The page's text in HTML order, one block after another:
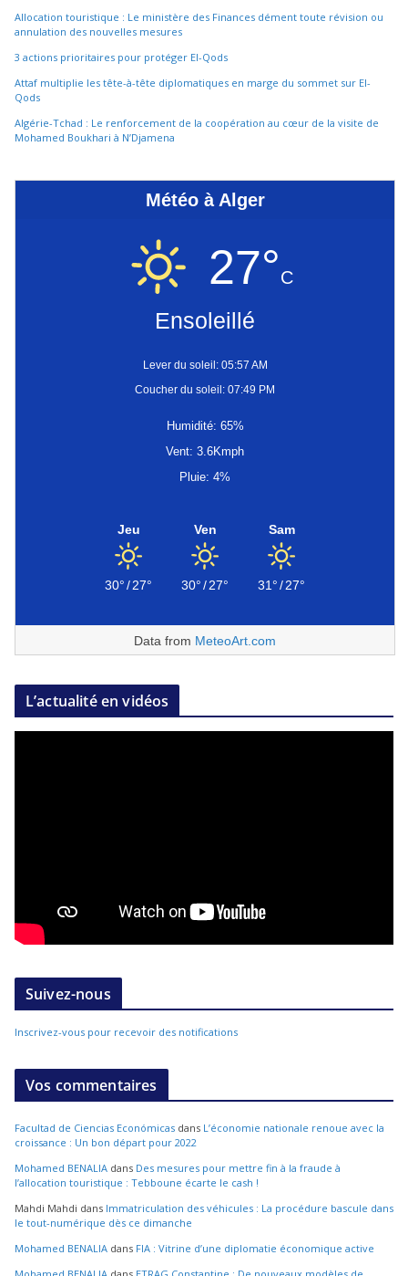
Allocation touristique : Le ministère des Finances dément toute révision ou
annulation des nouvelles mesures
3 actions prioritaires pour protéger El-Qods
Attaf multiplie les tête-à-tête diplomatiques en marge du sommet sur El-
Qods
Algérie-Tchad : Le renforcement de la coopération au cœur de la visite de
Mohamed Boukhari à N’Djamena
Météo à Alger
27°C
Ensoleillé
Lever du soleil: 05:57 AM
Coucher du soleil: 07:49 PM
Humidité: 65%
Vent: 3.6Kmph
Pluie: 4%
Jeu
30°/27°
Ven
30°/27°
Sam
31°/27°
Data from MeteoArt.com
L’actualité en vidéos
Suivez-nous
Inscrivez-vous pour recevoir des notifications
Vos commentaires
Facultad de Ciencias Económicas dans L’économie nationale renoue avec la
croissance : Un bon départ pour 2022
Mohamed BENALIA dans Des mesures pour mettre fin à la fraude à
l’allocation touristique : Tebboune écarte le cash !
Mahdi Mahdi dans Immatriculation des véhicules : La procédure bascule dans
le tout-numérique dès ce dimanche
Mohamed BENALIA dans FIA : Vitrine d’une diplomatie économique active